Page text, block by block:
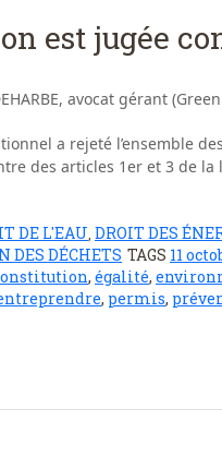
est jugée
avocat gérant
a rejeté l’ensemble
des articles 1er et 3 de
DE L'EAU DROIT DES
DES DÉCHETS TAGS 11
, égalité,
, permis,